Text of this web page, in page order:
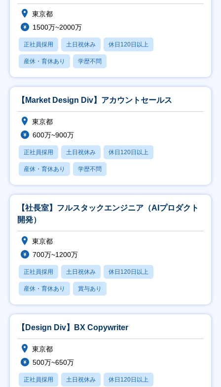
東京都
1500万~2000万
正社員採用 土日祝休み 休日120日以上
産休・育休あり 学歴不問
【Market Design Div】アカウントセールス
東京都
600万~900万
正社員採用 土日祝休み 休日120日以上
産休・育休あり 学歴不問
【社長室】フルスタックエンジニア（AIプロダクト
開発）
東京都
700万~1200万
正社員採用 土日祝休み 休日120日以上
産休・育休あり 賞与あり
【Design Div】BX Copywriter
東京都
500万~650万
正社員採用 土日祝休み 休日120日以上